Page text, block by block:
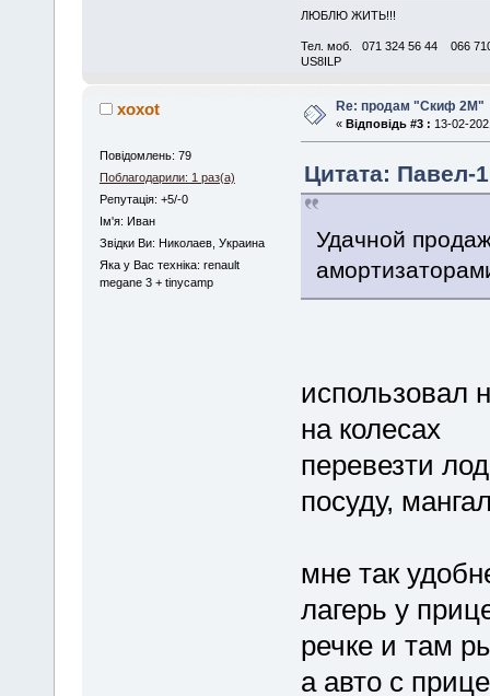
ЛЮБЛЮ ЖИТЬ!!!
Тел. моб. 071 324 56 44 066
US8ILP
xoxot
Повідомлень: 79
Поблагодарили: 1 раз(а)
Репутація: +5/-0
Iм'я: Иван
Звідки Ви: Николаев, Украина
Яка у Вас техніка: renault
megane 3 + tinycamp
Re: продам "Скиф 2M"
« Відповідь #3 : 13-02-
Цитата: Павел-
Удачной
использовал
на колесах
перевезти
посуду,
мне так
лагерь у
речке и там
а авто с